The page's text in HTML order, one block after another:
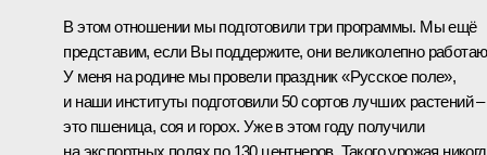
В этом отношении мы подготовили три программы. Мы ещё
представим, если Вы поддержите, они великолепно
У меня на родине мы провели праздник «Русское поле»,
и наши институты подготовили 50 сортов лучших растений –
это пшеница, соя и горох. Уже в этом году получили
на экспортных полях по 130 центнеров. Такого урожая